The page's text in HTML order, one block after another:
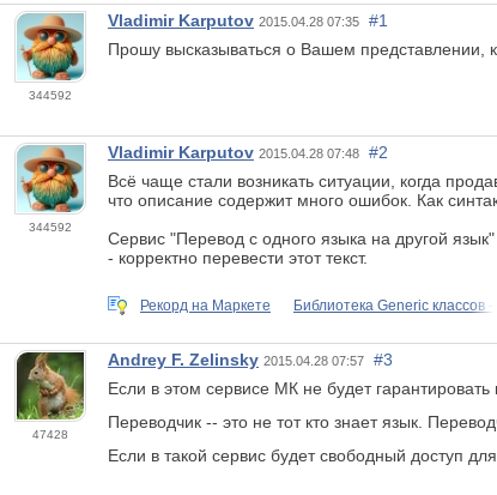
344592
Vladimir Karputov 2015.04.28 07:35
#1
Прошу высказываться о Вашем представлении,
344592
Vladimir Karputov 2015.04.28 07:48
#2
Всё чаще стали возникать ситуации, когда
что описание содержит много ошибок. Как
Сервис "Перевод с одного языка на другой
- корректно перевести этот текст.
Рекорд на Маркете Библиотека Generic классов -
47428
Andrey F. Zelinsky 2015.04.28 07:57
#3
Если в этом сервисе МК не будет
Переводчик -- это не тот кто знает язык.
Если в такой сервис будет свободный доступ